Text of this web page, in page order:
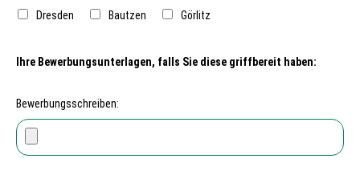
Dresden
Bautzen Görlitz
Ihre Bewerbungsunterlagen, falls Sie diese griffbereit haben:
Bewerbungsschreiben: